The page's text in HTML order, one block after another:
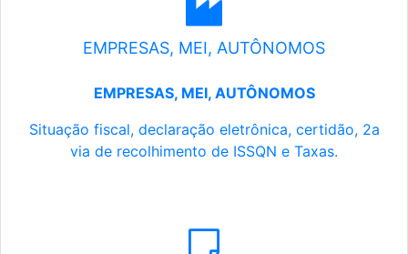
EMPRESAS, MEI, AUTÔNOMOS
EMPRESAS, MEI, AUTÔNOMOS
Situação fiscal, declaração eletrônica, certidão, 2a
via de recolhimento de ISSQN e Taxas.